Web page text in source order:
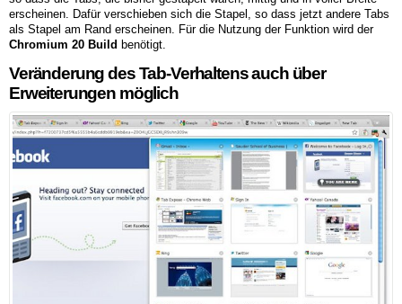
erscheinen. Dafür verschieben sich die Stapel, so dass jetzt andere Tabs
als Stapel am Rand erscheinen. Für die Nutzung der Funktion wird der
Chromium 20 Build benötigt.
Veränderung des Tab-Verhaltens auch über
Erweiterungen möglich